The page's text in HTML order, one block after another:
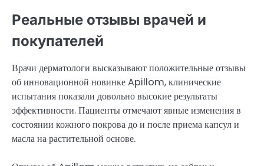
Реальные отзывы врачей и
покупателей
Врачи дерматологи высказывают положительные отзывы
об инновационной новинке Apillom, клинические
испытания показали довольно высокие результаты
эффективности. Пациенты отмечают явные изменения в
состоянии кожного покрова до и после приема капсул и
масла на растительной основе.